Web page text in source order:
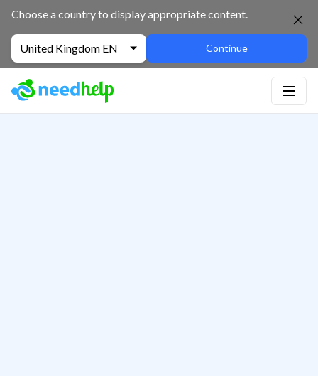
Choose a country to display appropriate content.
United Kingdom EN Continue